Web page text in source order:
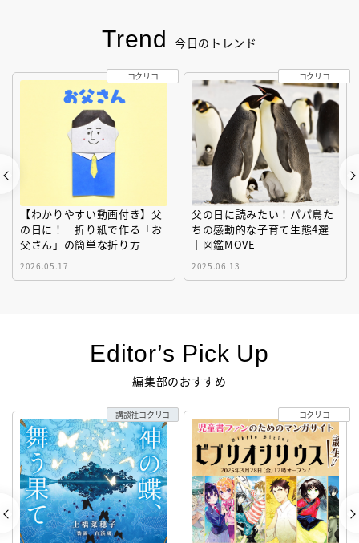
Trend 今日のトレンド
【わかりやすい動画付き】父
の日に！ 折り紙で作る「お
父さん」の簡単な折り方
2026.05.17
コクリコ
父の日に読みたい！パパ鳥た
ちの感動的な子育て生態4選
｜図鑑MOVE
2025.06.13
コクリコ
Editor’s Pick Up
編集部のおすすめ
講談社コクリコ コクリコ